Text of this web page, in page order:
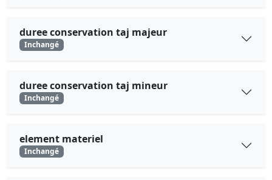
duree conservation taj majeur
Inchangé
duree conservation taj mineur
Inchangé
element materiel
Inchangé